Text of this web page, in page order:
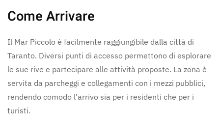
Come Arrivare
Il Mar Piccolo è facilmente raggiungibile dalla città di
Taranto. Diversi punti di accesso permettono di esplorare
le sue rive e partecipare alle attività proposte. La zona è
servita da parcheggi e collegamenti con i mezzi pubblici,
rendendo comodo l’arrivo sia per i residenti che per i
turisti.